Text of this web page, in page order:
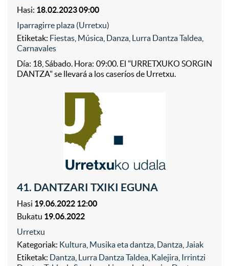
Hasi: 18.02.2023 09:00
Iparragirre plaza (Urretxu)
Etiketak: Fiestas Música Danza Lurra Dantza Taldea
Carnavales
Día: 18, Sábado. Hora: 09:00. El "URRETXUKO SORGIN
DANTZA" se llevará a los caseríos de Urretxu.
41. DANTZARI TXIKI EGUNA
Hasi 19.06.2022 12:00
Bukatu 19.06.2022
Urretxu
Kategoriak: Kultura Musika eta dantza Dantza Jaiak
Etiketak: Dantza Lurra Dantza Taldea Kalejira Irrintzi